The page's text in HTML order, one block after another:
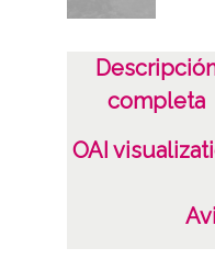
completa
OAI